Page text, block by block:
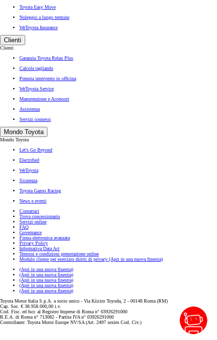
Toyota Easy Move
Noleggio a lungo termine
WeToyota Insurance
Clienti
Clienti
Garanzia Toyota Relax Plus
Calcola tagliando
Prenota intervento in officina
WeToyota Service
Manutenzione e Accessori
Assistenza
Servizi connessi
Mondo Toyota
Mondo Toyota
Let's Go Beyond
Electrified
WeToyota
Sicurezza
Toyota Gazoo Racing
News e eventi
Contattaci
Trova concessionario
Servizi online
FAQ
Governance
Firma elettronica avanzata
Privacy Policy
Informativa Data Act
Termini e condizioni prenotazione online
Modulo cliente per esercizio diritti di privacy (Apri in una nuova finestra)
(Apri in una nuova finestra)
(Apri in una nuova finestra)
(Apri in una nuova finestra)
(Apri in una nuova finestra)
(Apri in una nuova finestra)
Toyota Motor Italia S.p.A. a socio unico - Via Kiiciro Toyoda, 2 - 00148 Roma (RM)
Cap. Soc. € 38.958.000,00 i.v.
Cod. Fisc. ed Iscr. al Registro Imprese di Roma n° 03926291000
R.E.A. di Roma n° 713082 - Partita IVA n° 03926291000
Controllante: Toyota Motor Europe NV/SA (Art. 2497 sexies Cod. Civ.)